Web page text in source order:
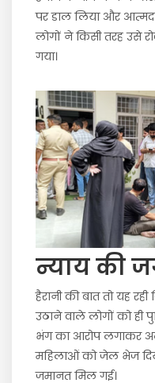
पर डाल लिया और
लोगों ने किसी तरह उसे
गया।
न्याय की
हैरानी की बात तो यह
उठाने वाले लोगों को
भंग का आरोप लगाकर
महिलाओं को जेल भेज
जमानत मिल गई।